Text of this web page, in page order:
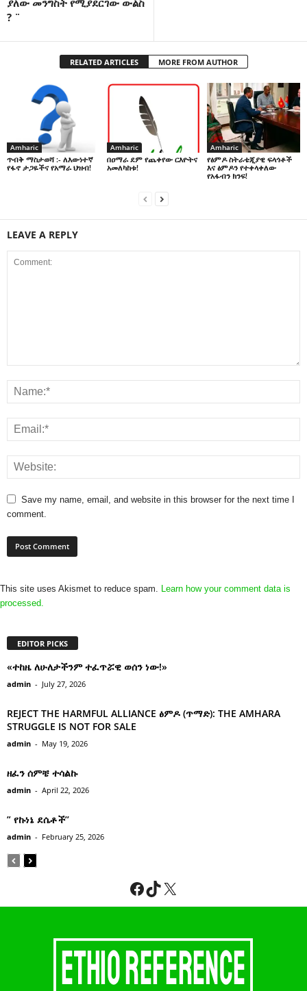
? ¨
RELATED ARTICLES MORE FROM AUTHOR
Amharic
ጥብቅ ማስታወሻ :- ለእውነተኛ
የፋኖ ታጋዬችና የአማራ ህዝብ!
Amharic
በዐማራ ደም የጨቀየው ርእዮትና
አመለካከቱ!
Amharic
የፅምዶ ስትራቴጂያዊ ፍላጎቶች
እና ፅምዶን የተቀላቀለው
የአፋብን ክንፍ!
LEAVE A REPLY
Save my name, email, and website in this browser for the next time I
comment.
This site uses Akismet to reduce spam. Learn how your comment data is
processed.
EDITOR PICKS
«ተከዜ ለሁለታችንም ተፈጥሯዊ ወሰን ነው!»
admin - July 27, 2026
REJECT THE HARMFUL ALLIANCE ፅምዶ (ጥማድ): THE AMHARA
STRUGGLE IS NOT FOR SALE
admin - May 19, 2026
ዘፈን ሰምቼ ተሳልኩ
admin - April 22, 2026
” የኩነኔ ደሴቶች’’
admin - February 25, 2026
Facebook
TikTok
X